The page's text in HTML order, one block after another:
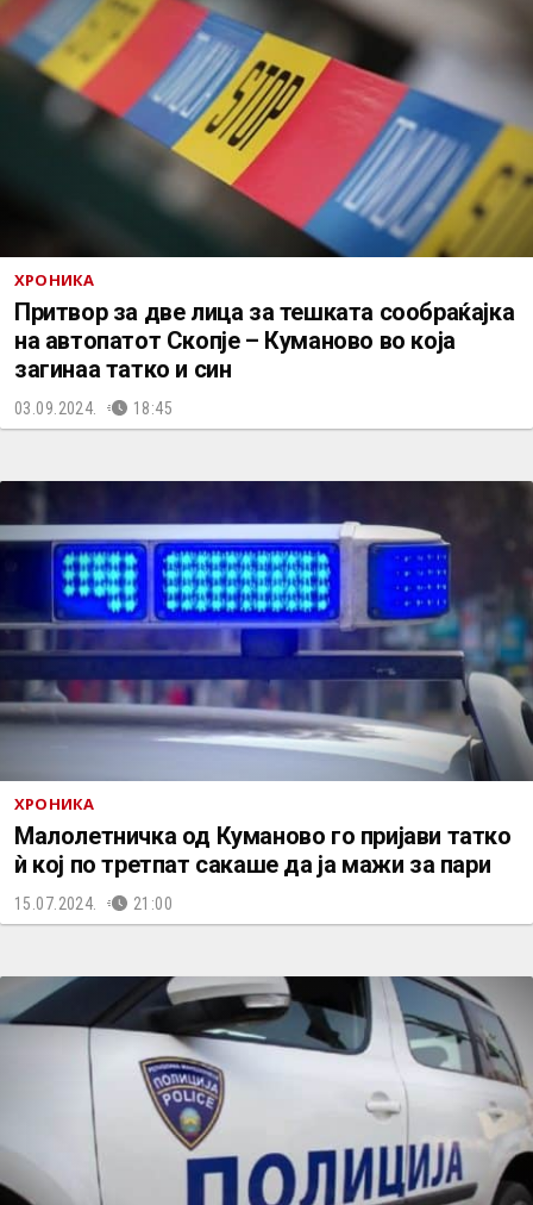
ХРОНИКА
Притвор за две лица за тешката сообраќајка
на автопатот Скопје – Куманово во која
загинаа татко и син
03.09.2024. 18:45
ХРОНИКА
Малолетничка од Куманово го пријави татко
ѝ кој по третпат сакаше да ја мажи за пари
15.07.2024. 21:00